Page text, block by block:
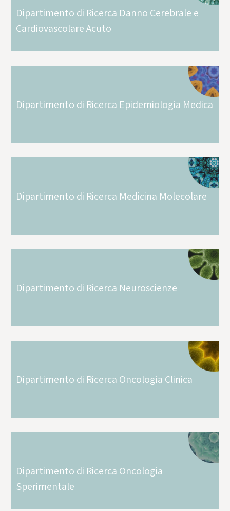
Dipartimento di Ricerca Danno Cerebrale e
Cardiovascolare Acuto
Dipartimento di Ricerca Epidemiologia Medica
Dipartimento di Ricerca Medicina Molecolare
Dipartimento di Ricerca Neuroscienze
Dipartimento di Ricerca Oncologia Clinica
Dipartimento di Ricerca Oncologia
Sperimentale